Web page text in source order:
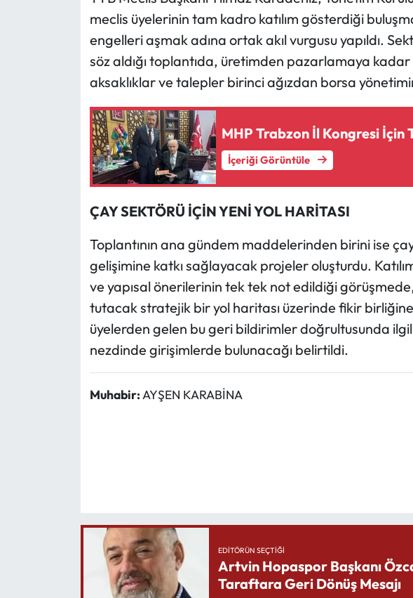
meclis üyelerinin tam kadro katılım gösterdiği
engelleri aşmak adına ortak akıl vurgusu yapıldı.
söz aldığı toplantıda, üretimden pazarlamaya
aksaklıklar ve talepler birinci ağızdan borsa
MHP Trabzon İl Kongresi İçin
İçeriği Görüntüle
ÇAY SEKTÖRÜ İÇİN YENİ YOL HARİTASI
Toplantının ana gündem maddelerinden birini ise
gelişimine katkı sağlayacak projeler oluşturdu.
ve yapısal önerilerinin tek tek not edildiği
tutacak stratejik bir yol haritası üzerinde fikir
üyelerden gelen bu geri bildirimler doğrultusunda
nezdinde girişimlerde bulunacağı belirtildi.
Muhabir:AYŞEN KARABİNA
EDITÖRÜN SEÇTIĞI
Artvin Hopaspor Başkanı
Taraftara Geri Dönüş Mesajı